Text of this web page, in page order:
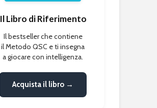
Il Libro di Riferimento
Il bestseller che contiene
il Metodo QSC e ti insegna
a giocare con intelligenza.
Acquista il libro →